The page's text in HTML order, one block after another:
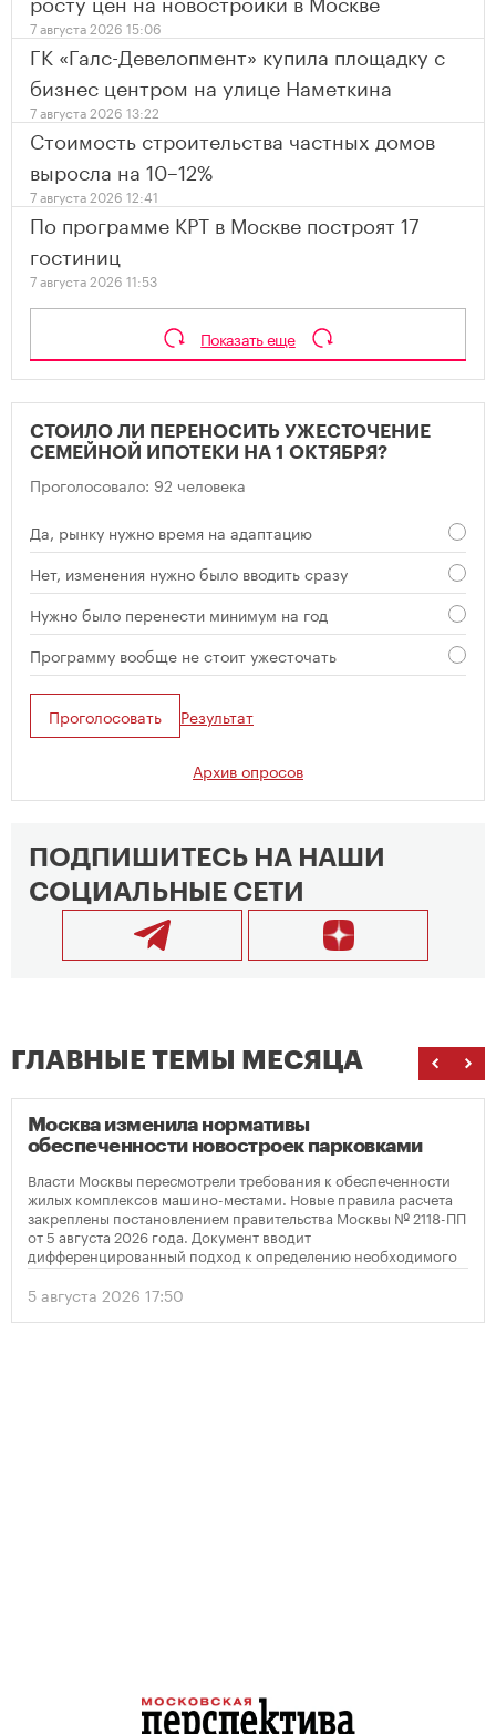
7 августа 2026 15:06
ГК «Галс-Девелопмент» купила площадку с
бизнес центром на улице Наметкина
7 августа 2026 13:22
Стоимость строительства частных домов
выросла на 10–12%
7 августа 2026 12:41
По программе КРТ в Москве построят 17
гостиниц
7 августа 2026 11:53
Показать еще
СТОИЛО ЛИ ПЕРЕНОСИТЬ УЖЕСТОЧЕНИЕ
СЕМЕЙНОЙ ИПОТЕКИ НА 1 ОКТЯБРЯ?
Проголосовало: 92 человека
Да, рынку нужно время на адаптацию
Нет, изменения нужно было вводить сразу
Нужно было перенести минимум на год
Программу вообще не стоит ужесточать
Проголосовать Результат
Архив опросов
ПОДПИШИТЕСЬ НА НАШИ
СОЦИАЛЬНЫЕ СЕТИ
ГЛАВНЫЕ ТЕМЫ МЕСЯЦА
Москва изменила нормативы
обеспеченности новостроек парковками
Власти Москвы пересмотрели требования к обеспеченности
жилых комплексов машино-местами. Новые правила расчета
закреплены постановлением правительства Москвы № 2118-ПП
от 5 августа 2026 года. Документ вводит
дифференцированный подход к определению необходимого
количества парковок в зависимости от площади квартир и
устанавливает переходный период для уже согласованных
проектов.
5 августа 2026 17:50